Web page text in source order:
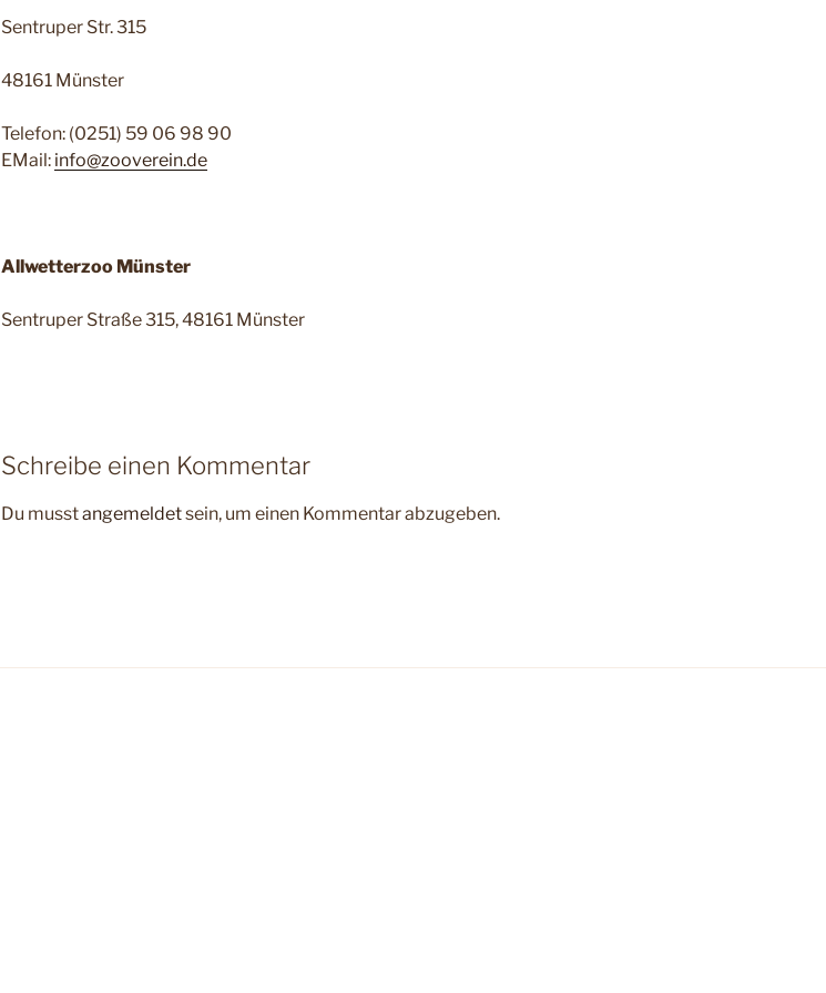
Sentruper Str. 315
48161 Münster
Telefon: (0251) 59 06 98 90
EMail: info@zooverein.de
Allwetterzoo Münster
Sentruper Straße 315, 48161 Münster
Schreibe einen Kommentar
Du musstangemeldetsein, um einen Kommentar abzugeben.